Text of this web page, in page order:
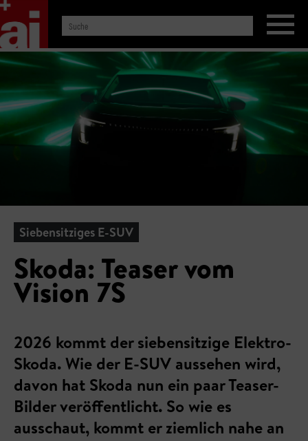
Siebensitziges E-SUV
Skoda: Teaser vom
Vision 7S
2026 kommt der siebensitzige Elektro-
Skoda. Wie der E-SUV aussehen wird,
davon hat Skoda nun ein paar Teaser-
Bilder veröffentlicht. So wie es
ausschaut, kommt er ziemlich nahe an